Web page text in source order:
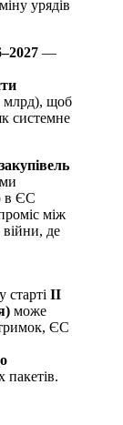
урядів
—
млрд), щоб
системне
в ЄС
між
де
старті ІІ
може
ЄС
пакетів.